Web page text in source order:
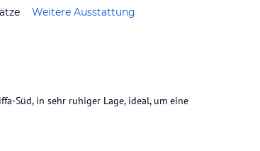
Weitere Ausstattung
Süd, in sehr ruhiger Lage, ideal, um eine